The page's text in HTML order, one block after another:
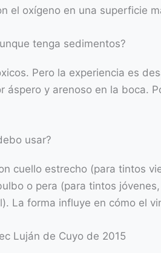
el oxígeno en una superficie
tenga sedimentos?
Pero la experiencia es
áspero y arenoso en la boca.
usar?
cuello estrecho (para tintos
o pera (para tintos
La forma influye en cómo el
Luján de Cuyo de 2015